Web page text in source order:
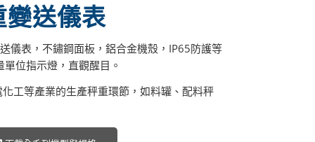
變送儀表
儀表，不鏽鋼面板，鋁合金機殼，IP65防護等
位指示燈，直觀醒目。
工等產業的生產秤重環節，如料罐、配料秤